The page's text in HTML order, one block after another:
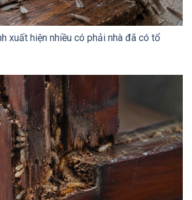
xuất hiện nhiều có phải nhà đã có tổ